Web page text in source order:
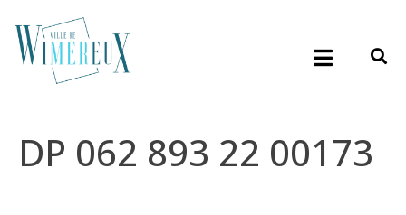
DP 062 893 22 00173